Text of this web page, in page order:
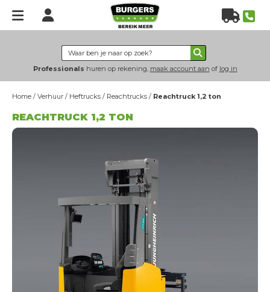
Verhuur
Hoogwerkers
Heftrucks
Verreikers
Over Burgers Verhuur
Transportservice
Professionals huren op rekening, maak account aan of log in
Home / Verhuur / Heftrucks / Reachtrucks / Reachtruck 1,2 ton
REACHTRUCK 1,2 TON